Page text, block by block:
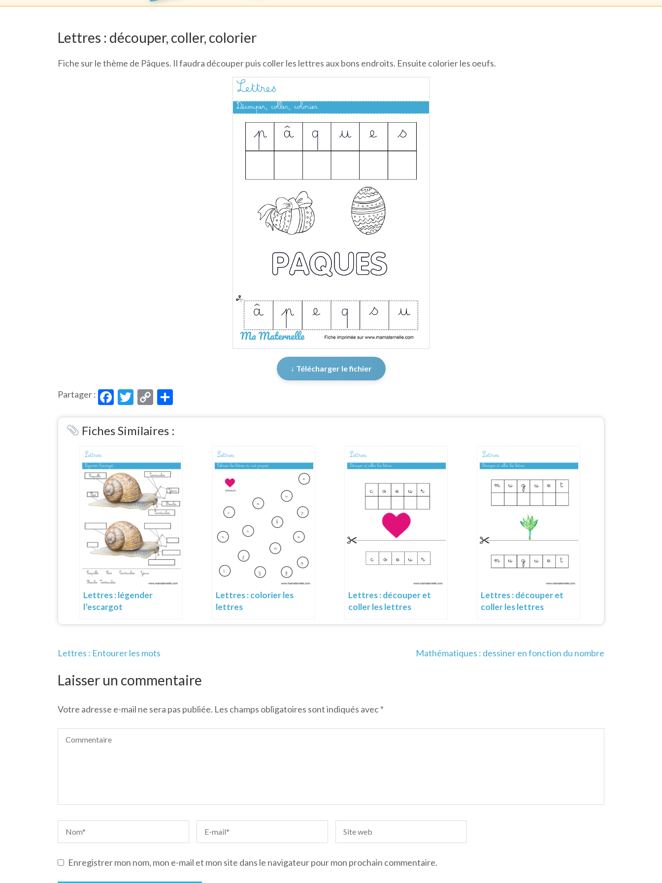
Lettres : découper, coller, colorier
Fiche sur le thème de Pâques. Il faudra découper puis coller les lettres aux bons endroits. Ensuite colorier les oeufs.
↓ Télécharger le fichier
Partager : Facebook
Twitter
Copy
Link
Fiches Similaires :
Lettres : légender
l’escargot
Lettres : colorier les
lettres
Lettres : découper et
coller les lettres
Lettres : découper et
coller les lettres
Navigation
l’article
Lettres : Entourer les mots Mathématiques : dessiner en fonction du nombre
Laisser un commentaire
Votre adresse e-mail ne sera pas publiée. Les champs obligatoires sont indiqués avec*
Enregistrer mon nom, mon e-mail et mon site dans le navigateur pour mon prochain commentaire.